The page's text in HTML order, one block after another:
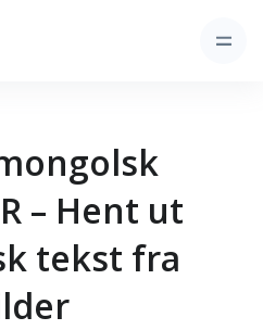
– Hent ut
tekst fra